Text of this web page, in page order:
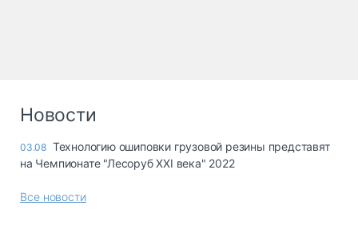
опасные грузы
Новости
03.08 Технологию ошиповки грузовой резины представят
на Чемпионате "Лесоруб XXI века" 2022
Все новости